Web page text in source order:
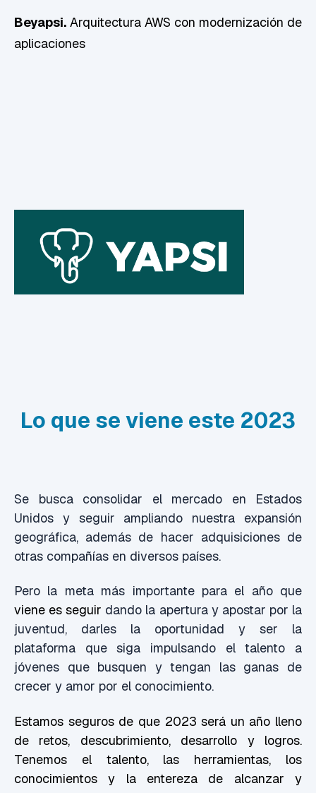
Beyapsi. Arquitectura AWS con modernización de
aplicaciones
Lo que se viene este 2023
Se busca consolidar el mercado en Estados
Unidos y seguir ampliando nuestra expansión
geográfica, además de hacer adquisiciones de
otras compañías en diversos países.
Pero la meta más importante para el año que
viene es seguir dando la apertura y apostar por la
juventud, darles la oportunidad y ser la
plataforma que siga impulsando el talento a
jóvenes que busquen y tengan las ganas de
crecer y amor por el conocimiento.
Estamos seguros de que 2023 será un año lleno
de retos, descubrimiento, desarrollo y logros.
Tenemos el talento, las herramientas, los
conocimientos y la entereza de alcanzar y